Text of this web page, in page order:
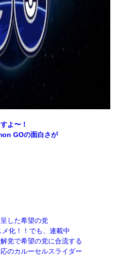
よ〜！
GOの面白さが
した希望の党
化！！でも、連載中
党で希望の党に合流する
のカルーセルスライダー